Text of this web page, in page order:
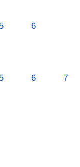
5 6
5 6 7